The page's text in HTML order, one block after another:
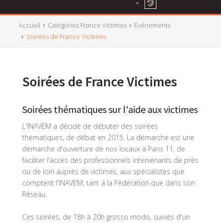
Accueil Catégories France Victimes
Evénements
Soirées de France Victimes
Soirées de France Victimes
Soirées thématiques sur l'aide aux victimes
L'INAVEM a décidé de débuter des soirées
thématiques, de débat en 2015. La démarche est une
démarche d'ouverture de nos locaux à Paris 11, de
faciliter l'accès des professionnels intervenants de près
ou de loin auprès de victimes, aux spécialistes que
comptent l'INAVEM, tant à la Fédération que dans son
Réseau.
Ces soirées, de 18h à 20h grosso modo, suivies d'un